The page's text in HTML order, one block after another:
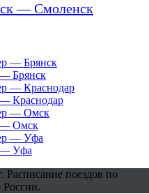
— Смоленск
Брянск
Краснодар
— Омск
— Уфа
Расписание поездов по
России.